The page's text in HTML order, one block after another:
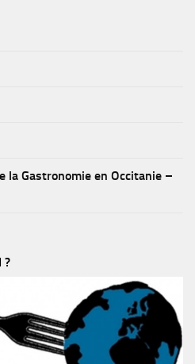
la Gastronomie en Occitanie –
?